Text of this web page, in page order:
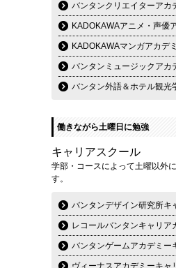
バンタンクリエイターアカ
KADOKAWAアニメ・声優
KADOKAWAマンガアカデ
バンタンミュージックアカ
バンタン外語＆ホテル観光
働きながら土曜日に勉強
キャリアスクール
学部・コースによって土曜以外
す。
バンタンデザイン研究所キ
レコールバンタンキャリア
バンタンゲームアカデミー
ヴィーナスアカデミーキャ